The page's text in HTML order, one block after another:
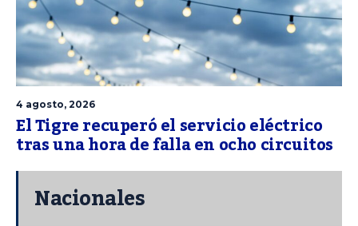
4 agosto, 2026
El Tigre recuperó el servicio eléctrico
tras una hora de falla en ocho circuitos
Nacionales